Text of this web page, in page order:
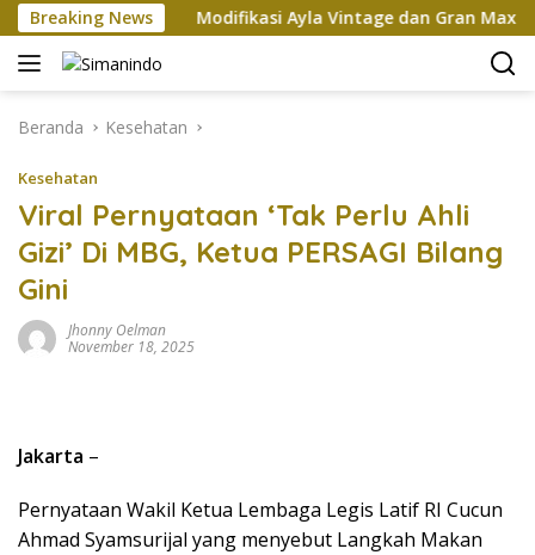
Langsung
ke
konten
Breaking NewsModifikasi Ayla Vintage dan Gran Max Retro
Beranda Kesehatan
Kesehatan
Viral Pernyataan ‘Tak Perlu Ahli
Gizi’ Di MBG, Ketua PERSAGI Bilang
Gini
Jhonny Oelman
November 18, 2025
Jakarta –
Pernyataan Wakil Ketua Lembaga Legis Latif RI Cucun
Ahmad Syamsurijal yang menyebut Langkah Makan